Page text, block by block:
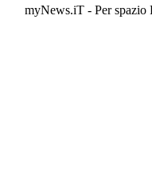
myNews.iT - Per spazio